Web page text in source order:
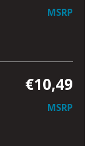
MSRP
€10,49
MSRP